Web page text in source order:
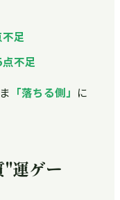
足
不足
「落ちる側」 に
"運ゲー